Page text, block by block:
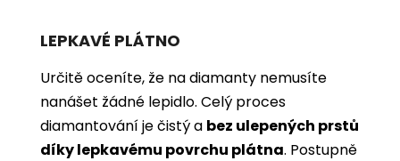
LEPKAVÉ PLÁTNO
Určitě oceníte, že na diamanty nemusíte
nanášet žádné lepidlo. Celý proces
diamantování je čistý a bez ulepených prstů
díky lepkavému povrchu plátna. Postupně